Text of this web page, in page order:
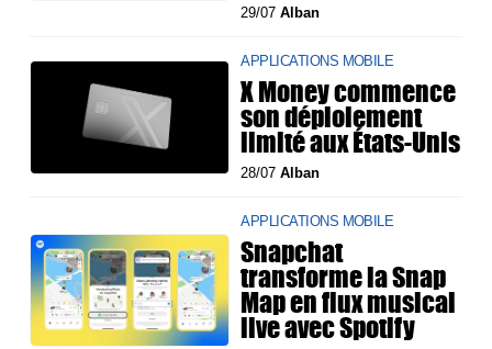
29/07Alban
APPLICATIONS MOBILE
X Money commence
son déploiement
limité aux États-Unis
28/07Alban
APPLICATIONS MOBILE
Snapchat
transforme la Snap
Map en flux musical
live avec Spotify